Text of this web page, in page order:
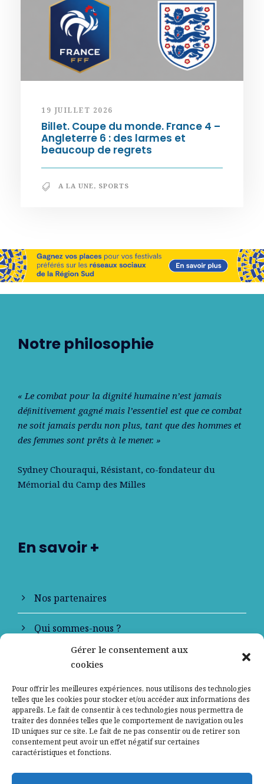
Gérer le consentement aux
cookies
Pour offrir les meilleures expériences, nous utilisons des technologies
telles que les cookies pour stocker et/ou accéder aux informations des
appareils. Le fait de consentir à ces technologies nous permettra de
traiter des données telles que le comportement de navigation ou les
ID uniques sur ce site. Le fait de ne pas consentir ou de retirer son
consentement peut avoir un effet négatif sur certaines
caractéristiques et fonctions.
19 JUILLET 2026
Billet. Coupe du monde. France 4 –
Angleterre 6 : des larmes et
beaucoup de regrets
A LA UNE, SPORTS
Notre philosophie
« Le combat pour la dignité humaine n’est jamais
déﬁnitivement gagné mais l’essentiel est que ce combat
ne soit jamais perdu non plus, tant que des hommes et
des femmes sont prêts à le mener. »
Sydney Chouraqui, Résistant, co-fondateur du
Mémorial du Camp des Milles
En savoir +
Nos partenaires
Qui sommes-nous ?
Contactez-nous
Mentions légales
Politique de confidentialité